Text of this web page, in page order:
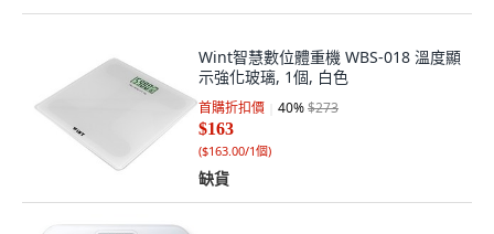
Wint智慧數位體重機 WBS-018 溫度顯
示強化玻璃, 1個, 白色
首購折扣價 40%$273
$163
($163.00/1個)
缺貨